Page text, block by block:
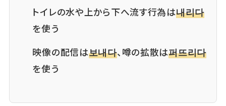
トイレの水や上から下へ流す行為は내리다
を使う
映像の配信は보내다、噂の拡散は퍼뜨리다
を使う